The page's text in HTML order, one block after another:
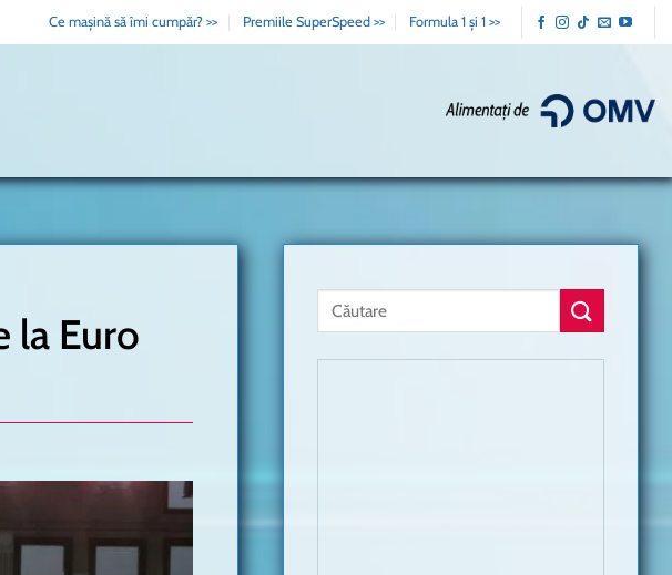
Ce mașină să îmi cumpăr? >> Premiile SuperSpeed >> Formula 1 și 1 >>
la Euro